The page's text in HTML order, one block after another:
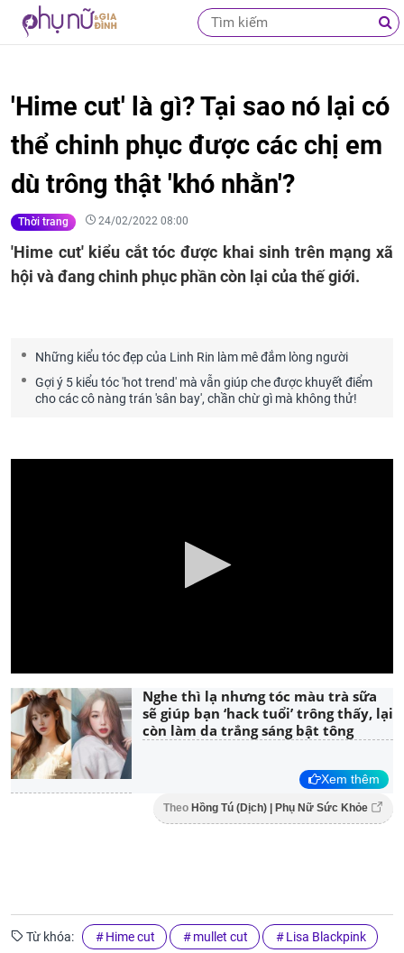
'Hime cut' là gì? Tại sao nó lại có
thể chinh phục được các chị em
dù trông thật 'khó nhằn'?
Thời trang 24/02/2022 08:00
'Hime cut' kiểu cắt tóc được khai sinh trên mạng xã
hội và đang chinh phục phần còn lại của thế giới.
Những kiểu tóc đẹp của Linh Rin làm mê đắm lòng người
Gợi ý 5 kiểu tóc 'hot trend' mà vẫn giúp che được khuyết điểm
cho các cô nàng trán 'sân bay', chần chừ gì mà không thử!
Nghe thì lạ nhưng tóc màu trà sữa
sẽ giúp bạn ‘hack tuổi’ trông thấy, lại
còn làm da trắng sáng bật tông
Xem thêm
Theo Hồng Tú (Dịch) | Phụ Nữ Sức Khỏe
Từ khóa: Hime cut mullet cut Lisa Blackpink